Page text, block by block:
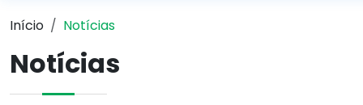
Início Notícias
Notícias